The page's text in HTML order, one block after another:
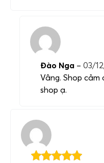
Đào Nga – 03/
Vâng. Shop cảm
shop ạ.